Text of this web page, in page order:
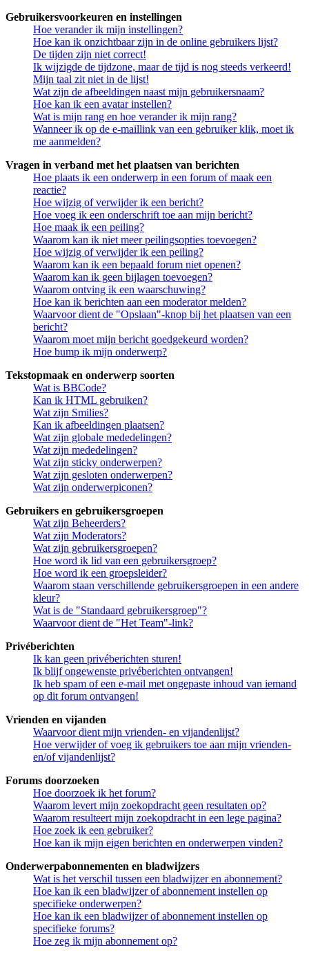
Gebruikersvoorkeuren en instellingen
Hoe verander ik mijn instellingen?
Hoe kan ik onzichtbaar zijn in de online gebruikers lijst?
De tijden zijn niet correct!
Ik wijzigde de tijdzone, maar de tijd is nog steeds verkeerd!
Mijn taal zit niet in de lijst!
Wat zijn de afbeeldingen naast mijn gebruikersnaam?
Hoe kan ik een avatar instellen?
Wat is mijn rang en hoe verander ik mijn rang?
Wanneer ik op de e-maillink van een gebruiker klik, moet ik
me aanmelden?
Vragen in verband met het plaatsen van berichten
Hoe plaats ik een onderwerp in een forum of maak een
reactie?
Hoe wijzig of verwijder ik een bericht?
Hoe voeg ik een onderschrift toe aan mijn bericht?
Hoe maak ik een peiling?
Waarom kan ik niet meer peilingsopties toevoegen?
Hoe wijzig of verwijder ik een peiling?
Waarom kan ik een bepaald forum niet openen?
Waarom kan ik geen bijlagen toevoegen?
Waarom ontving ik een waarschuwing?
Hoe kan ik berichten aan een moderator melden?
Waarvoor dient de "Opslaan"-knop bij het plaatsen van een
bericht?
Waarom moet mijn bericht goedgekeurd worden?
Hoe bump ik mijn onderwerp?
Tekstopmaak en onderwerp soorten
Wat is BBCode?
Kan ik HTML gebruiken?
Wat zijn Smilies?
Kan ik afbeeldingen plaatsen?
Wat zijn globale mededelingen?
Wat zijn mededelingen?
Wat zijn sticky onderwerpen?
Wat zijn gesloten onderwerpen?
Wat zijn onderwerpiconen?
Gebruikers en gebruikersgroepen
Wat zijn Beheerders?
Wat zijn Moderators?
Wat zijn gebruikersgroepen?
Hoe word ik lid van een gebruikersgroep?
Hoe word ik een groepsleider?
Waarom staan verschillende gebruikersgroepen in een andere
kleur?
Wat is de "Standaard gebruikersgroep"?
Waarvoor dient de "Het Team"-link?
Privéberichten
Ik kan geen privéberichten sturen!
Ik blijf ongewenste privéberichten ontvangen!
Ik heb spam of een e-mail met ongepaste inhoud van iemand
op dit forum ontvangen!
Vrienden en vijanden
Waarvoor dient mijn vrienden- en vijandenlijst?
Hoe verwijder of voeg ik gebruikers toe aan mijn vrienden-
en/of vijandenlijst?
Forums doorzoeken
Hoe doorzoek ik het forum?
Waarom levert mijn zoekopdracht geen resultaten op?
Waarom resulteert mijn zoekopdracht in een lege pagina?
Hoe zoek ik een gebruiker?
Hoe kan ik mijn eigen berichten en onderwerpen vinden?
Onderwerpabonnementen en bladwijzers
Wat is het verschil tussen een bladwijzer en abonnement?
Hoe kan ik een bladwijzer of abonnement instellen op
specifieke onderwerpen?
Hoe kan ik een bladwijzer of abonnement instellen op
specifieke forums?
Hoe zeg ik mijn abonnement op?